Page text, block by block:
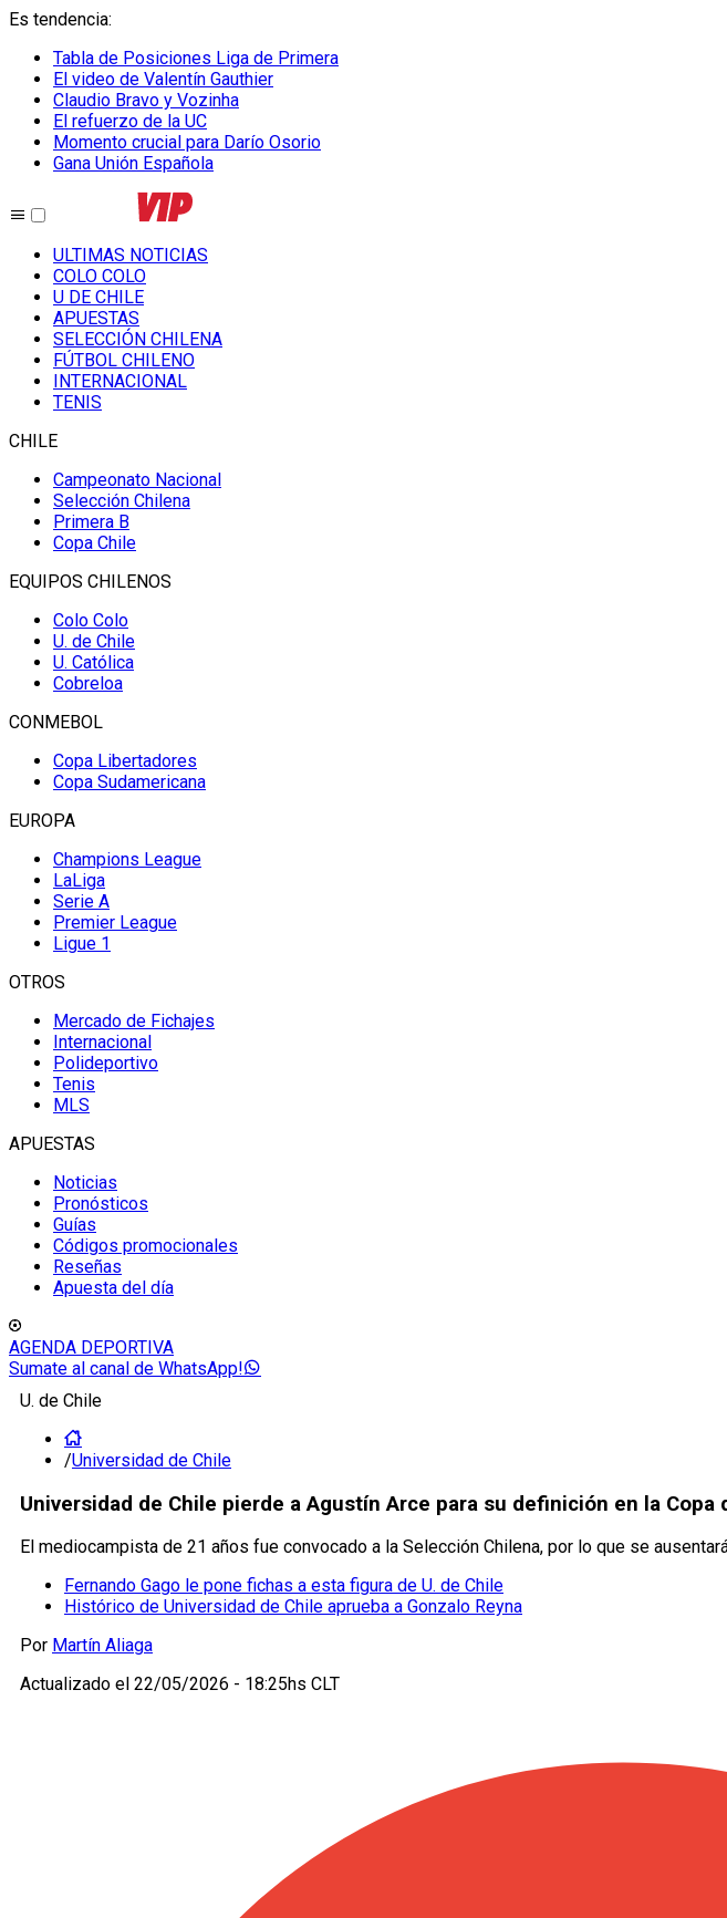
Es tendencia:
Tabla de Posiciones Liga de Primera
El video de Valentín Gauthier
Claudio Bravo y Vozinha
El refuerzo de la UC
Momento crucial para Darío Osorio
Gana Unión Española
ULTIMAS NOTICIAS
COLO COLO
U DE CHILE
APUESTAS
SELECCIÓN CHILENA
FÚTBOL CHILENO
INTERNACIONAL
TENIS
CHILE
Campeonato Nacional
Selección Chilena
Primera B
Copa Chile
EQUIPOS CHILENOS
Colo Colo
U. de Chile
U. Católica
Cobreloa
CONMEBOL
Copa Libertadores
Copa Sudamericana
EUROPA
Champions League
LaLiga
Serie A
Premier League
Ligue 1
OTROS
Mercado de Fichajes
Internacional
Polideportivo
Tenis
MLS
APUESTAS
Noticias
Pronósticos
Guías
Códigos promocionales
Reseñas
Apuesta del día
AGENDA DEPORTIVA
Sumate al canal de WhatsApp!
U. de Chile
/Universidad de Chile
Universidad de Chile pierde a Agustín Arce para su definición en la Copa
El mediocampista de 21 años fue convocado a la Selección Chilena, por lo que se
Fernando Gago le pone fichas a esta figura de U. de Chile
Histórico de Universidad de Chile aprueba a Gonzalo Reyna
Por Martín Aliaga
Actualizado el 22/05/2026 - 18:25hs CLT